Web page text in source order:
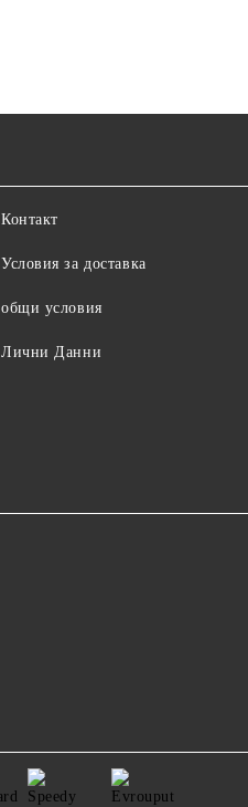
Контакт
Условия за доставка
общи условия
Лични Данни